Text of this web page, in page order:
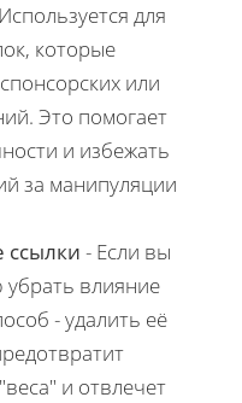
для
которые
или
Это помогает
и избежать
за манипуляции
ссылки - Если вы
влияние
- удалить её
и отвлечет